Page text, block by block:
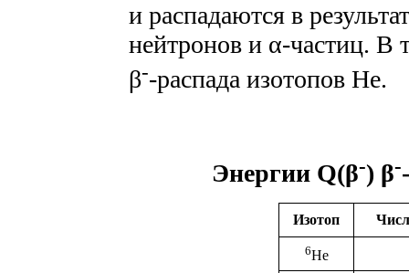
и распадаются в
нейтронов и α-частиц. В
β--распада изотопов He.
Энергии Q(β-) β-
Изотоп
6He